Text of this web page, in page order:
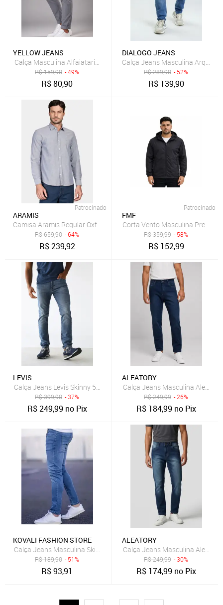
YELLOW JEANS
Calça Masculina Alfaiataria Yellow Slim Premium
R$159,90 - 49%
R$80,90
DIALOGO JEANS
Calça Jeans Masculina
R$289,90 - 52%
R$ 139,90
Patrocinado
ARAMIS
Camisa Aramis Regular Oxford Marinho
R$659,90 - 64%
R$239,92
Patrocinado
FMF
R$359,99 - 58%
R$ 152,99
LEVIS
Calça Jeans Levis Skinny 510 Azul
R$399,90 - 37%
R$249,99 no Pix
ALEATORY
Calça Jeans Masculina
R$249,99 - 26%
R$ 184,99 no Pix
KOVALI FASHION STORE
Calça Jeans Masculina Skinny Kovali Premium Casual Com
R$189,90 - 51%
R$93,91
ALEATORY
Calça Jeans Masculina
R$249,99 - 30%
R$ 174,99 no Pix